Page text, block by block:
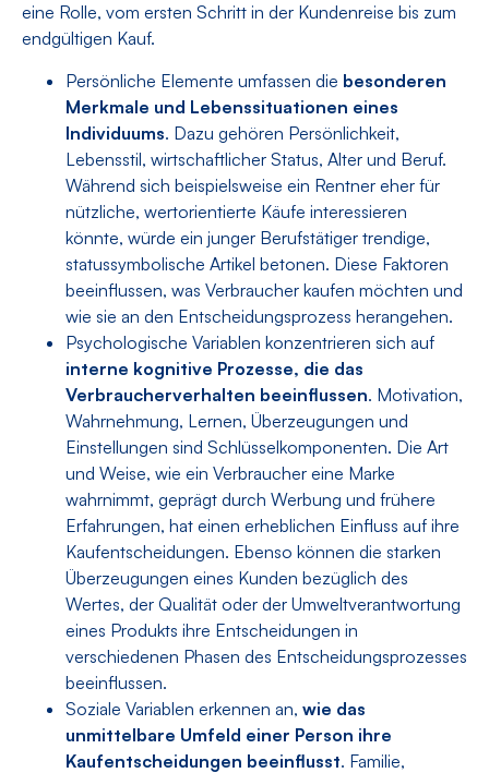
eine Rolle, vom ersten Schritt in der Kundenreise bis zum
endgültigen Kauf.
Persönliche Elemente umfassen die besonderen
Merkmale und Lebenssituationen eines
Individuums. Dazu gehören Persönlichkeit,
Lebensstil, wirtschaftlicher Status, Alter und Beruf.
Während sich beispielsweise ein Rentner eher für
nützliche, wertorientierte Käufe interessieren
könnte, würde ein junger Berufstätiger trendige,
statussymbolische Artikel betonen. Diese Faktoren
beeinflussen, was Verbraucher kaufen möchten und
wie sie an den Entscheidungsprozess herangehen.
Psychologische Variablen konzentrieren sich auf
interne kognitive Prozesse, die das
Verbraucherverhalten beeinflussen. Motivation,
Wahrnehmung, Lernen, Überzeugungen und
Einstellungen sind Schlüsselkomponenten. Die Art
und Weise, wie ein Verbraucher eine Marke
wahrnimmt, geprägt durch Werbung und frühere
Erfahrungen, hat einen erheblichen Einfluss auf ihre
Kaufentscheidungen. Ebenso können die starken
Überzeugungen eines Kunden bezüglich des
Wertes, der Qualität oder der Umweltverantwortung
eines Produkts ihre Entscheidungen in
verschiedenen Phasen des Entscheidungsprozesses
beeinflussen.
Soziale Variablen erkennen an, wie das
unmittelbare Umfeld einer Person ihre
Kaufentscheidungen beeinflusst. Familie,